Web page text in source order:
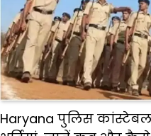
Haryana पुलिस